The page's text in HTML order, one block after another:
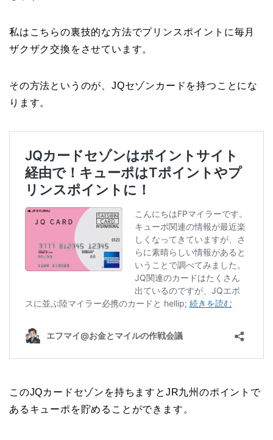
私はこちらの裏技的な方法でプリンスポイントに毎月
ザクザク交換をさせています。
その方法というのが、JQセゾンカードを持つことにな
ります。
このJQカードセゾンを持ちますとJR九州のポイントで
あるキューポを貯めることができます。